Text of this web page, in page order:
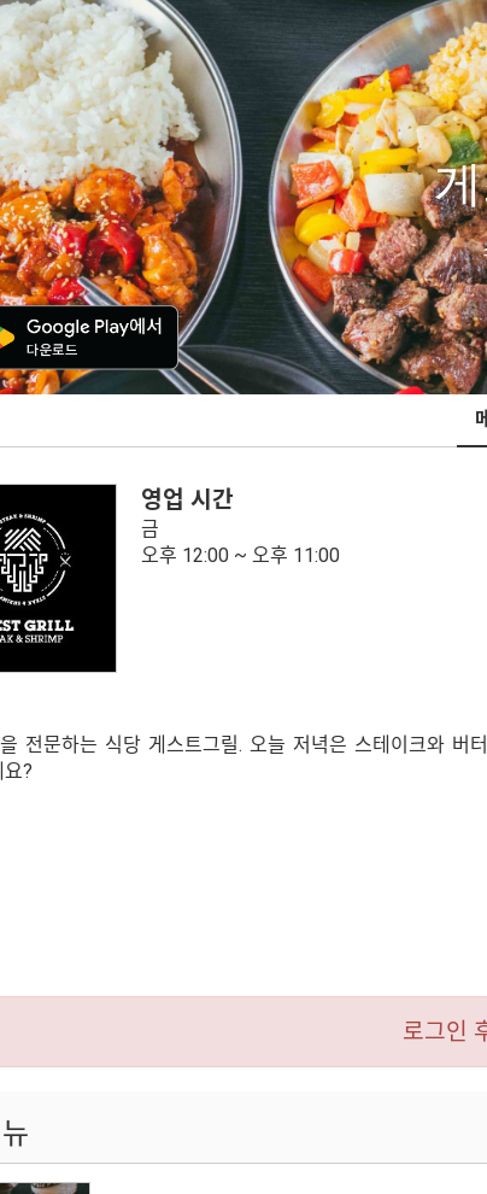
영업 시간
금
오후 12:00 ~ 오후 11:00
전문하는 식당 게스트그릴. 오늘 저녁은 스테이크와 버
?
로그인